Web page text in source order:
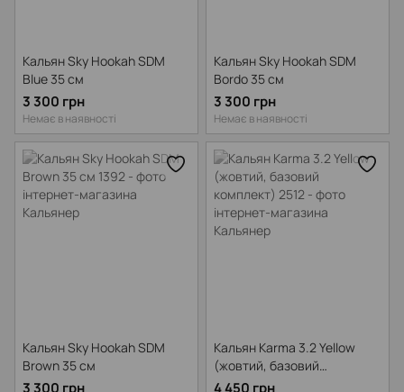
Кальян Sky Hookah SDM
Blue 35 см
3 300 грн
Немає в наявності
Кальян Sky Hookah SDM
Bordo 35 см
3 300 грн
Немає в наявності
Кальян Sky Hookah SDM
Brown 35 см
3 300 грн
Кальян Karma 3.2 Yellow
(жовтий, базовий
комплект)
4 450 грн